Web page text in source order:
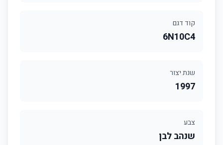
קוד דגם
6N10C4
שנת יצור
1997
צבע
שנהב לבן